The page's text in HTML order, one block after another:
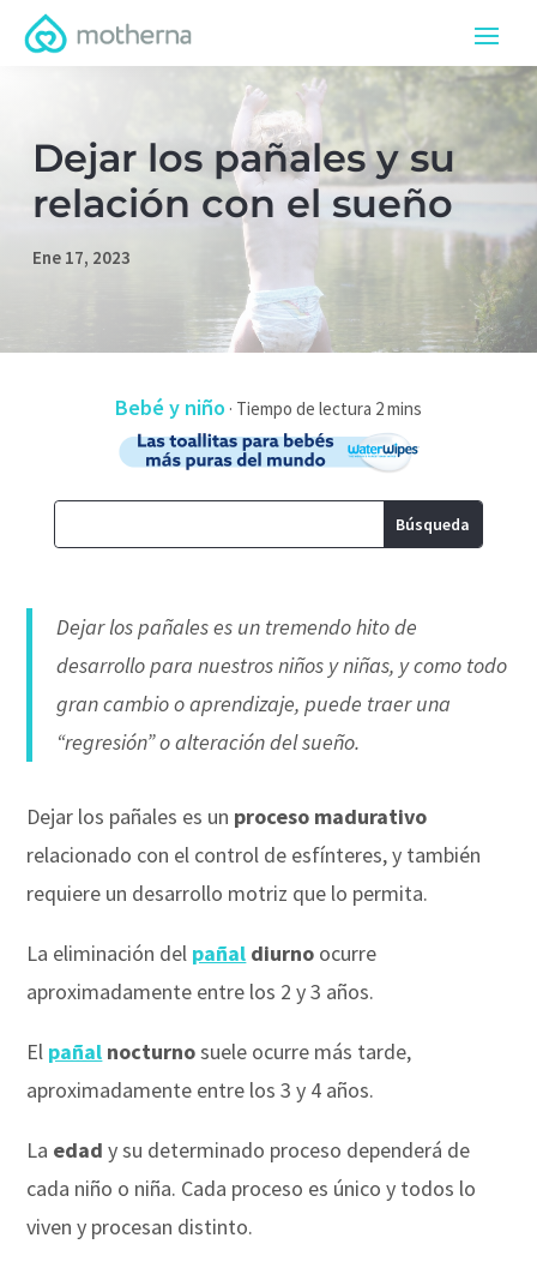
Dejar los pañales y su
relación con el sueño
Ene 17, 2023
Bebé y niño ·
Dejar los pañales es un tremendo hito de
desarrollo para nuestros niños y niñas, y como todo
gran cambio o aprendizaje, puede traer una
“regresión” o alteración del sueño.
Dejar los pañales es un proceso madurativo
relacionado con el control de esfínteres, y también
requiere un desarrollo motriz que lo permita.
La eliminación del pañal diurno ocurre
aproximadamente entre los 2 y 3 años.
El pañal nocturnosuele ocurre más tarde,
aproximadamente entre los 3 y 4 años.
La edad y su determinado proceso dependerá de
cada niño o niña. Cada proceso es único y todos lo
viven y procesan distinto.